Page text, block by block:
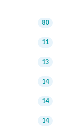
80
11
13
14
14
14